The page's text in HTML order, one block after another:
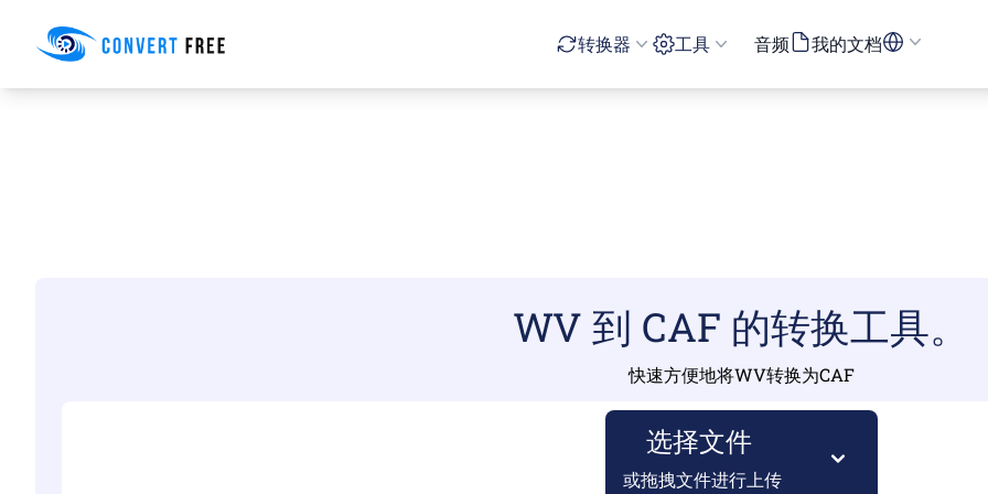
Convert Free 转换器 工具 音频 我的文档
WV 到 CAF 的转换工具。
快速方便地将WV转换为CAF
选择文件
或拖拽文件进行上传